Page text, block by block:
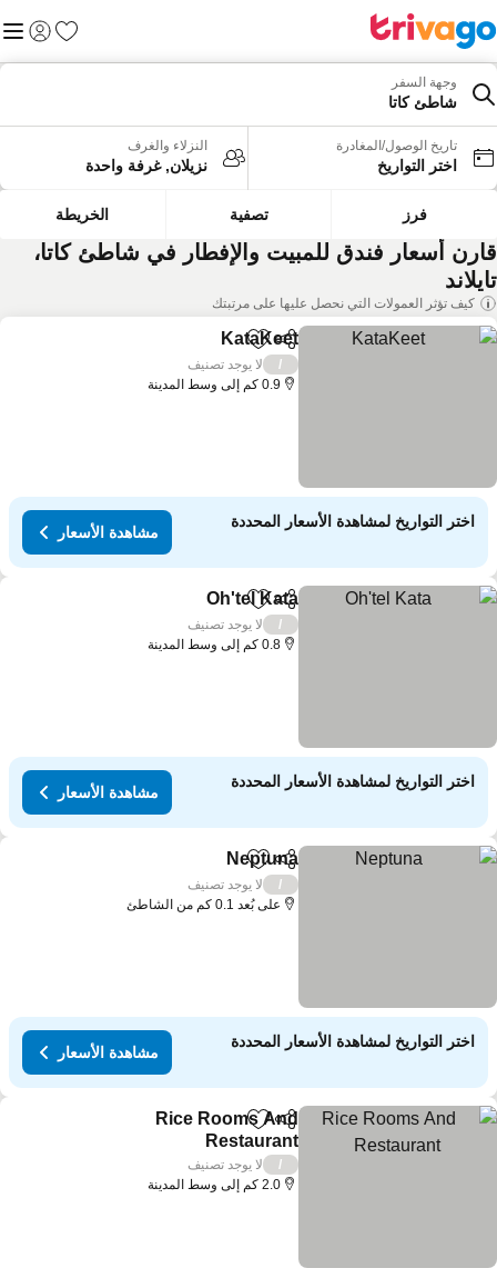
المفضلة
تسجيل
وجهة السفر
شاطئ كاتا
تاريخ الوصول/المغادرة
اختر التواريخ
النزلاء والغرف
نزيلان, غرفة واحدة
فرز تصفية الخريطة
أسعار فندق للمبيت والإفطار في شاطئ كاتا،
كيف تؤثر العمولات التي نحصل عليها على مرتبتك
مشاركةAdd to favorites
KataKeet
لا يوجد تصنيف
0.9 كم إلى وسط المدينة
اختر التواريخ لمشاهدة الأسعار المحددة
مشاهدة الأسعار
مشاركةAdd to favorites
Oh'tel Kata
لا يوجد تصنيف
0.8 كم إلى وسط المدينة
اختر التواريخ لمشاهدة الأسعار المحددة
مشاهدة الأسعار
مشاركةAdd to favorites
Neptuna
لا يوجد تصنيف
على بُعد 0.1 كم من الشاطئ
اختر التواريخ لمشاهدة الأسعار المحددة
مشاهدة الأسعار
مشاركةAdd to favorites
Rice Rooms And
Restaurant
لا يوجد تصنيف
2.0 كم إلى وسط المدينة